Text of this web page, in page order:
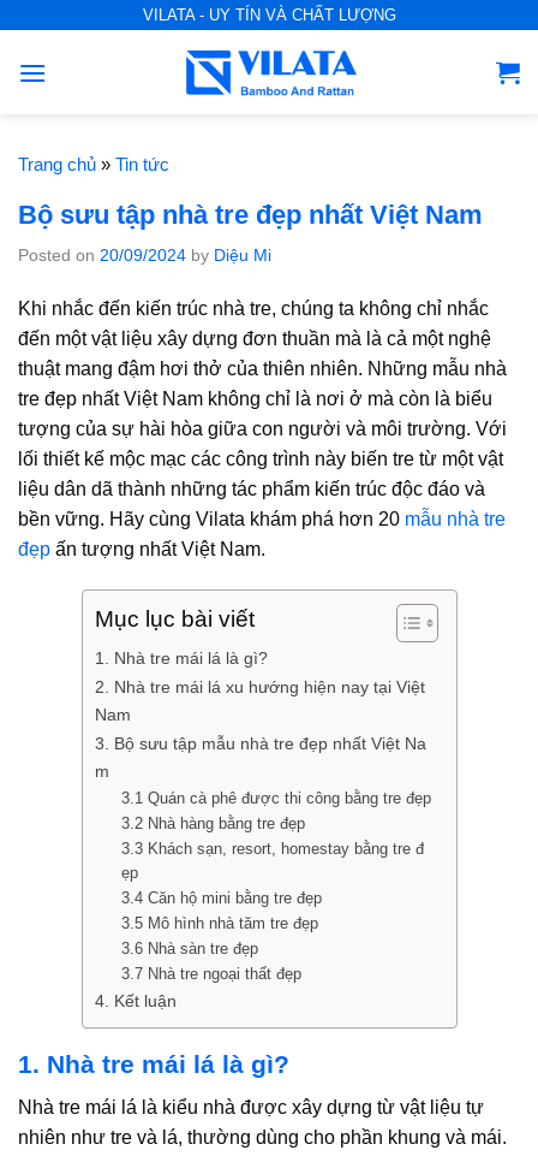
VILATA - UY TÍN VÀ CHẤT LƯỢNG
Trang chủ » Tin tức
Bộ sưu tập nhà tre đẹp nhất Việt Nam
Posted on 20/09/2024 by Diệu Mi
Khi nhắc đến kiến trúc nhà tre, chúng ta không chỉ nhắc
đến một vật liệu xây dựng đơn thuần mà là cả một nghệ
thuật mang đậm hơi thở của thiên nhiên. Những mẫu nhà
tre đẹp nhất Việt Nam không chỉ là nơi ở mà còn là biểu
tượng của sự hài hòa giữa con người và môi trường. Với
lối thiết kế mộc mạc các công trình này biến tre từ một vật
liệu dân dã thành những tác phẩm kiến trúc độc đáo và
bền vững. Hãy cùng Vilata khám phá hơn 20 mẫu nhà tre
đẹp ấn tượng nhất Việt Nam.
Mục lục bài viết
1. Nhà tre mái lá là gì?
2. Nhà tre mái lá xu hướng hiện nay tại Việt
Nam
3. Bộ sưu tập mẫu nhà tre đẹp nhất Việt Na
m
3.1 Quán cà phê được thi công bằng tre đẹp
3.2 Nhà hàng bằng tre đẹp
3.3 Khách sạn, resort, homestay bằng tre đ
ẹp
3.4 Căn hộ mini bằng tre đẹp
3.5 Mô hình nhà tăm tre đẹp
3.6 Nhà sàn tre đẹp
3.7 Nhà tre ngoại thất đẹp
4. Kết luận
1. Nhà tre mái lá là gì?
Nhà tre mái lá là kiểu nhà được xây dựng từ vật liệu tự
nhiên như tre và lá, thường dùng cho phần khung và mái.